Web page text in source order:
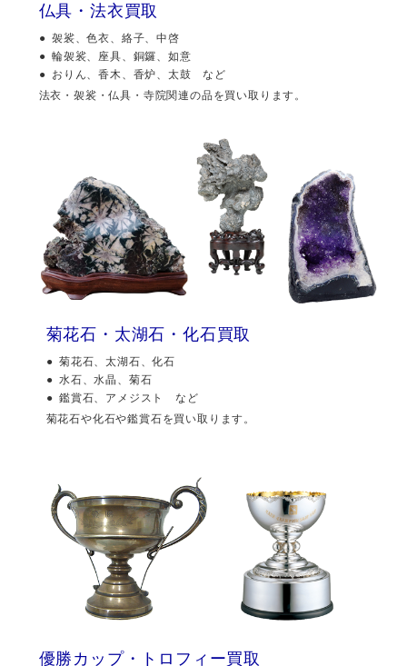
仏具・法衣買取
袈裟、色衣、絡子、中啓
輪袈裟、座具、銅鑼、如意
おりん、香木、香炉、太鼓 など
法衣・袈裟・仏具・寺院関連の品を買い取ります。
菊花石・太湖石・化石買取
菊花石、太湖石、化石
水石、水晶、菊石
鑑賞石、アメジスト など
菊花石や化石や鑑賞石を買い取ります。
優勝カップ・トロフィー買取